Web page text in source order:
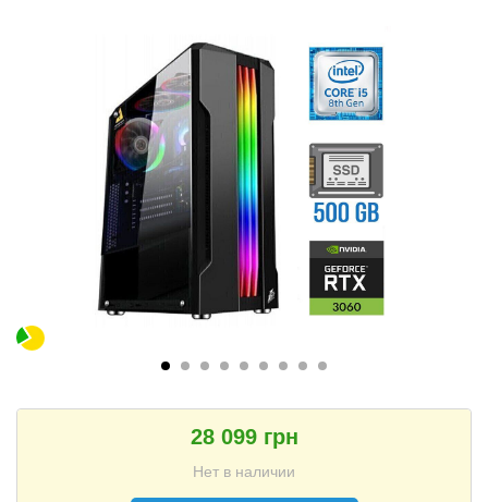
28 099 грн
Нет в наличии